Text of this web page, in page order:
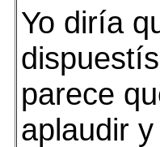
Yo diría
parece
aplaudir